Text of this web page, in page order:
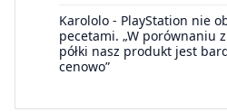
Karololo - PlayStation nie
pecetami. „W porównaniu
półki nasz produkt jest
cenowo”